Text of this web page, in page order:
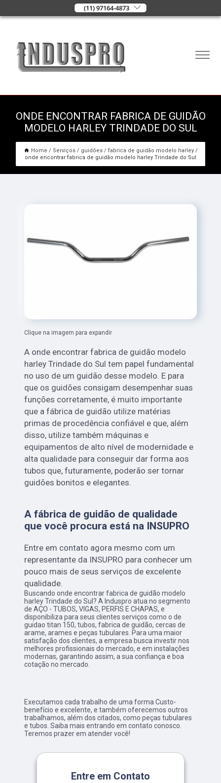
(11) 97164-4873
ONDE ENCONTRAR FABRICA DE GUIDÃO
MODELO HARLEY TRINDADE DO SUL
Home Serviços guidões
fabrica de guidão modelo harley
onde encontrar fabrica de guidão modelo harley Trindade do Sul
Clique na imagem para expandir
A onde encontrar fabrica de guidão modelo
harley Trindade do Sul tem papel fundamental
no uso de um guidão desse modelo. E para
que os guidões consigam desempenhar suas
funções corretamente, é muito importante
que a fábrica de guidão utilize matérias
primas de procedência confiável e que, além
disso, utilize também máquinas e
equipamentos de alto nível de modernidade e
alta qualidade para conseguir dar forma aos
tubos que, futuramente, poderão ser tornar
guidões bonitos e elegantes.
A fábrica de guidão de qualidade
que você procura está na INSUPRO
Entre em contato agora mesmo com um
representante da INSUPRO para conhecer um
pouco mais de seus serviços de excelente
qualidade.
Buscando onde encontrar fabrica de guidão modelo
harley Trindade do Sul? A Induspro atua no segmento
de AÇO - TUBOS, VIGAS, PERFIS E CHAPAS, e
disponibiliza para seus clientes serviços como o de
guidao titan 150, tubos, fabrica de guidão, cercas de
arame, arames e peças tubulares. Para uma maior
satisfação dos clientes, a empresa busca investir nos
melhores profissionais do mercado, e em instalações
modernas, garantindo assim, a sua confiança e boa
cotação no mercado.
Executamos cada trabalho de uma forma Custo-
benefício e excelente, e também oferecemos outros
trabalhamos, além dos citados, como peças tubulares
e tubos. Saiba mais entrando em contato conosco.
Teremos prazer em atender você!
Entre em Contato